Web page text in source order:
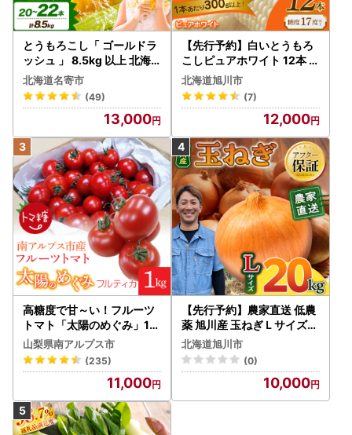
とうもろこし「 ゴールドラ
ッシュ 」 8.5kg 以上 北海
道 名寄 スイートコーン
北海道名寄市
(49)
13,000
【先行予約】白いとうもろ
こしピュアホワイト 12本 3.
6kg（2026年8月下旬から
発送開始） とうもろこし
北海道旭川市
(7)
12,000
高糖度で甘～い！フルーツ
トマト「太陽のめぐみ」1k
g ALPBI001 | 高糖度 おす
すめ 産地直送 新鮮 フレッ
シュ 高栄養素 南アルプス市
山梨県南アルプス市
(235)
11,000
【先行予約】農家直送 低農
薬 旭川産 玉ねぎＬサイズ2
0kg(2026年9月発送開始
予定)_ | 玉ねぎ 05935
北海道旭川市
(0)
10,000